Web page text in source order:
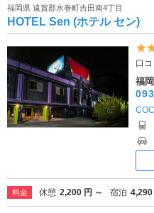
福岡県 遠賀郡水巻町吉田南4丁目
HOTEL Sen (ホテル セン)
口
福
料金 休憩 2,200 円 ～ 宿泊 4,290